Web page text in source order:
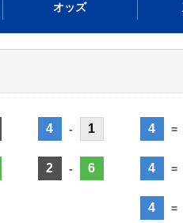
オッズ
4 - 1
2 - 6
4 =
4 =
4 =